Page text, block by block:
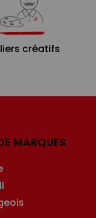
créatifs
MARQUES